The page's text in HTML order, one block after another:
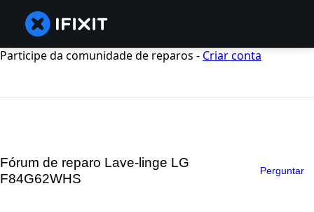
Participe da comunidade de reparos - Criar conta
Fórum de reparo Lave-linge LG
F84G62WHS
Perguntar